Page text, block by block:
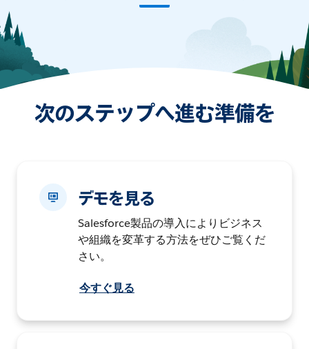
次のステップへ進む準備を
デモを見る
Salesforce製品の導入によりビジネス
や組織を変革する方法をぜひご覧くだ
さい。
今すぐ見る